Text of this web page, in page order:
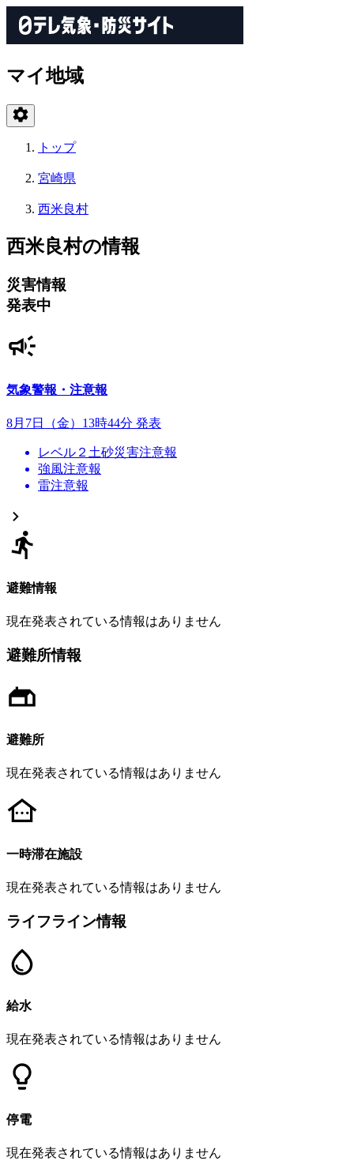
マイ地域
トップ
宮崎県
西米良村
西米良村の情報
災害情報
発表中
気象警報・注意報
8月7日（金）13時44分 発表
レベル２土砂災害注意報
強風注意報
雷注意報
避難情報
現在発表されている情報はありません
避難所情報
避難所
現在発表されている情報はありません
一時滞在施設
現在発表されている情報はありません
ライフライン情報
給水
現在発表されている情報はありません
停電
現在発表されている情報はありません